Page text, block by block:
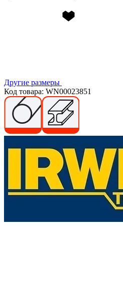
Другие размеры
Код товара: WN00023851